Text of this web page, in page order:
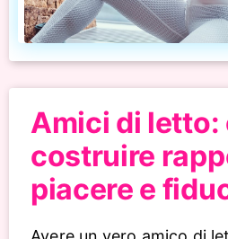
Amici di letto:
costruire
piacere e